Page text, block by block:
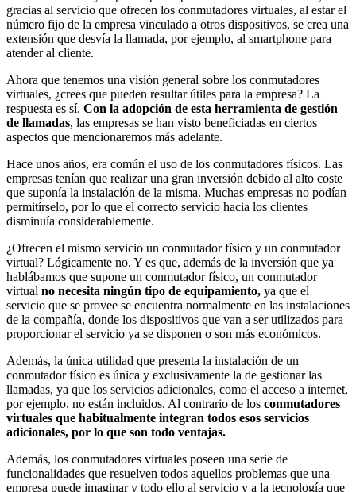
gracias al servicio que ofrecen los conmutadores virtuales, al estar el
número fijo de la empresa vinculado a otros dispositivos, se crea una
extensión que desvía la llamada, por ejemplo, al smartphone para
atender al cliente.
Ahora que tenemos una visión general sobre los conmutadores
virtuales, ¿crees que pueden resultar útiles para la empresa? La
respuesta es sí. Con la adopción de esta herramienta de gestión
de llamadas, las empresas se han visto beneficiadas en ciertos
aspectos que mencionaremos más adelante.
Hace unos años, era común el uso de los conmutadores físicos. Las
empresas tenían que realizar una gran inversión debido al alto coste
que suponía la instalación de la misma. Muchas empresas no podían
permitírselo, por lo que el correcto servicio hacia los clientes
disminuía considerablemente.
¿Ofrecen el mismo servicio un conmutador físico y un conmutador
virtual? Lógicamente no. Y es que, además de la inversión que ya
hablábamos que supone un conmutador físico, un conmutador
virtual no necesita ningún tipo de equipamiento, ya que el
servicio que se provee se encuentra normalmente en las instalaciones
de la compañía, donde los dispositivos que van a ser utilizados para
proporcionar el servicio ya se disponen o son más económicos.
Además, la única utilidad que presenta la instalación de un
conmutador físico es única y exclusivamente la de gestionar las
llamadas, ya que los servicios adicionales, como el acceso a internet,
por ejemplo, no están incluidos. Al contrario de los conmutadores
virtuales que habitualmente integran todos esos servicios
adicionales, por lo que son todo ventajas.
Además, los conmutadores virtuales poseen una serie de
funcionalidades que resuelven todos aquellos problemas que una
empresa puede imaginar y todo ello al servicio y a la tecnología que